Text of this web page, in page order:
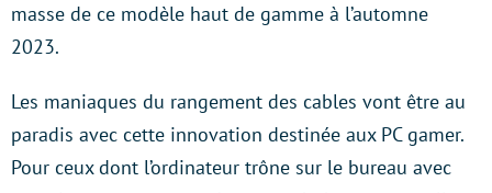
masse de ce modèle haut de gamme à l’automne
2023.
Les maniaques du rangement des cables vont être au
paradis avec cette innovation destinée aux PC gamer.
Pour ceux dont l’ordinateur trône sur le bureau avec